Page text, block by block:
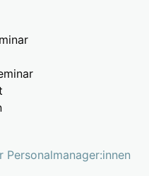
Personalmanager:innen